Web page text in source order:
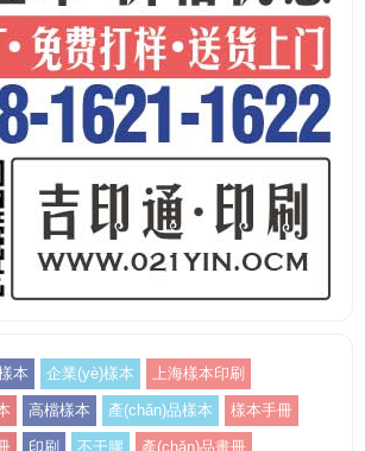
本 企業(yè)樣本 上海樣本印刷
高檔樣本 產(chǎn)品樣本 樣本手冊
印刷 不干膠 產(chǎn)品畫冊